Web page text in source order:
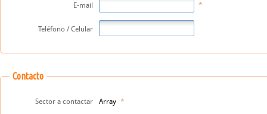
E-mail
Teléfono / Celular
Contacto
Sector a contactar Array